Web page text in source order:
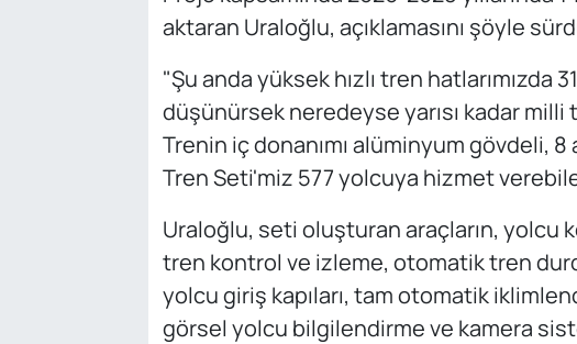
aktaran Uraloğlu, açıklamasını şöyle
"Şu anda yüksek hızlı tren hatlarımızda
düşünürsek neredeyse yarısı kadar
Trenin iç donanımı alüminyum gövdeli,
Tren Seti'miz 577 yolcuya hizmet
Uraloğlu, seti oluşturan araçların, yolcu
tren kontrol ve izleme, otomatik tren
yolcu giriş kapıları, tam otomatik
görsel yolcu bilgilendirme ve kamera